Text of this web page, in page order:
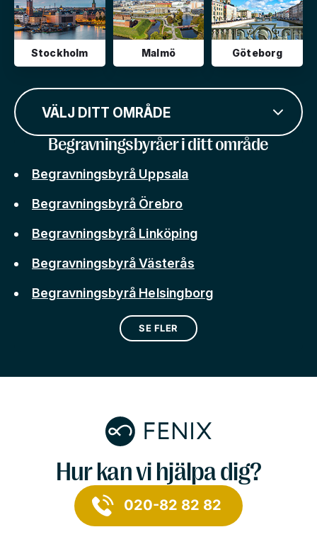
Stockholm Malmö Göteborg
VÄLJ DITT OMRÅDE
Begravningsbyråer i ditt område
Begravningsbyrå Uppsala
Begravningsbyrå Örebro
Begravningsbyrå Linköping
Begravningsbyrå Västerås
Begravningsbyrå Helsingborg
SE FLER
Hur kan vi hjälpa dig?
020-82 82 82